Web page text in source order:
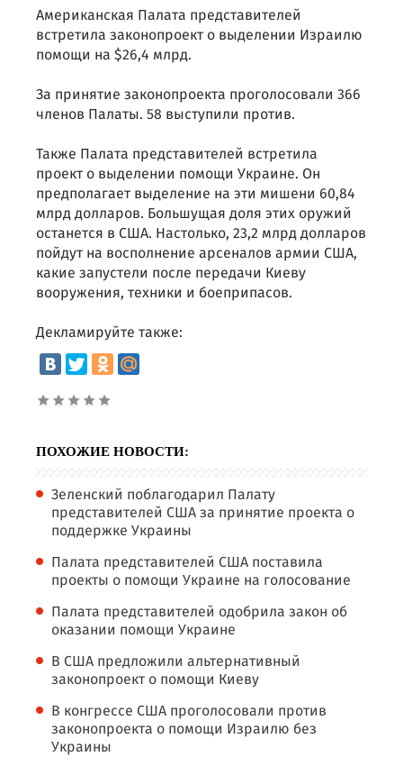
Американская Палата представителей
встретила законопроект о выделении Израилю
помощи на $26,4 млрд.
За принятие законопроекта проголосовали 366
членов Палаты. 58 выступили против.
Также Палата представителей встретила
проект о выделении помощи Украине. Он
предполагает выделение на эти мишени 60,84
млрд долларов. Большущая доля этих оружий
останется в США. Настолько, 23,2 млрд долларов
пойдут на восполнение арсеналов армии США,
какие запустели после передачи Киеву
вооружения, техники и боеприпасов.
Декламируйте также:
ПОХОЖИЕ НОВОСТИ:
Зеленский поблагодарил Палату
представителей США за принятие проекта о
поддержке Украины
Палата представителей США поставила
проекты о помощи Украине на голосование
Палата представителей одобрила закон об
оказании помощи Украине
В США предложили альтернативный
законопроект о помощи Киеву
В конгрессе США проголосовали против
законопроекта о помощи Израилю без
Украины